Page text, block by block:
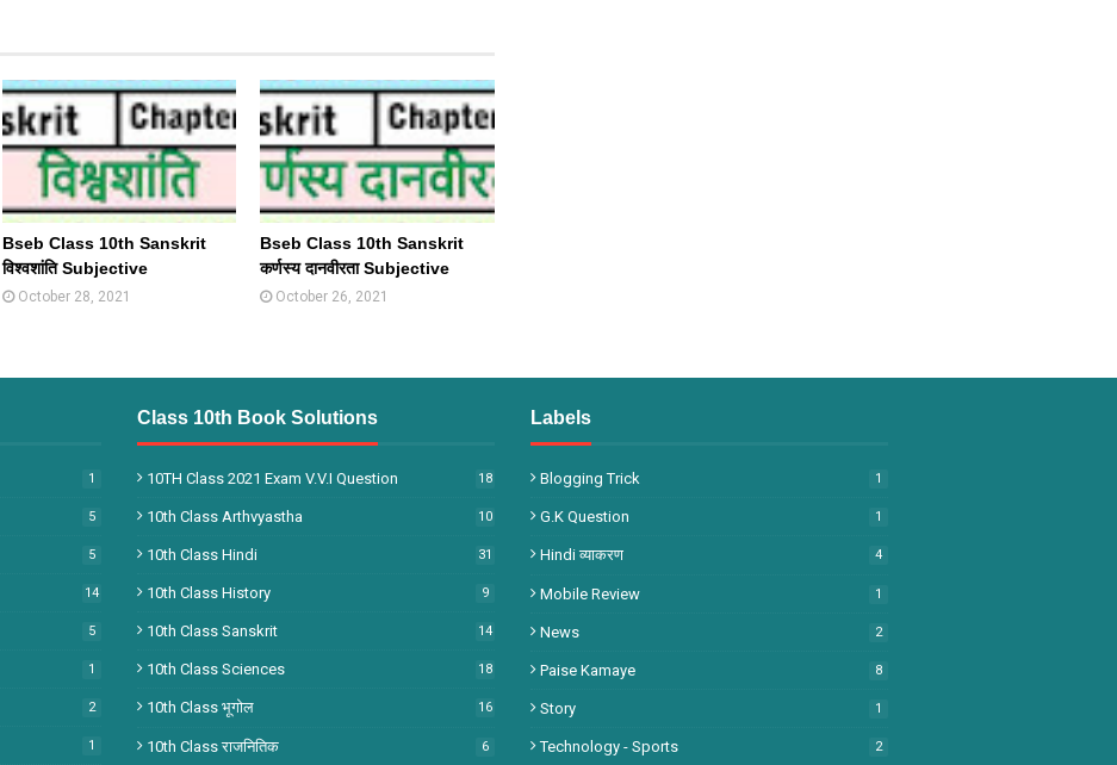
Bseb Class 10th Sanskrit
विश्वशांति Subjective
October 28, 2021
Bseb Class 10th Sanskrit
कर्णस्य दानवीरता Subjective
October 26, 2021
1
5
5
14
5
1
2
1
Class 10th Book Solutions
10TH Class 2021 Exam V.V.I Question 18
10th Class Arthvyastha 10
10th Class Hindi 31
10th Class History 9
10th Class Sanskrit 14
10th Class Sciences 18
10th Class भूगोल 16
10th Class राजनितिक 6
Labels
Blogging Trick 1
G.k Question 1
Hindi व्याकरण 4
Mobile Review 1
News 2
Paise Kamaye 8
Story 1
Technology - Sports 2